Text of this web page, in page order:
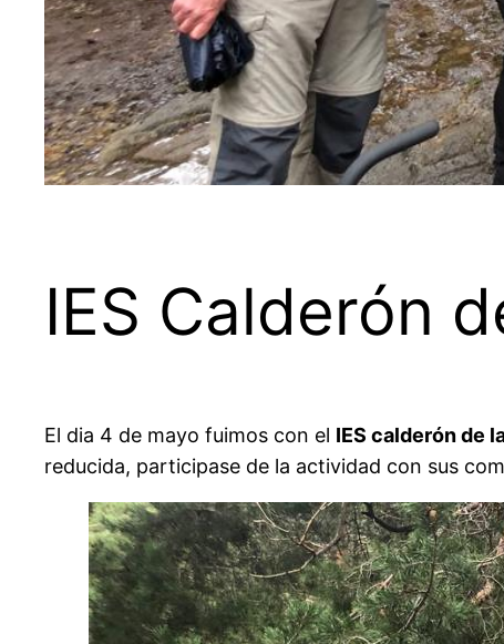
IES Calderón
El dia 4 de mayo fuimos con el IES calderón de
reducida, participase de la actividad con sus